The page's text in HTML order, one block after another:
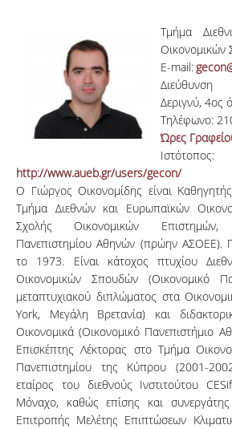
Τμήμα
E-mail:
Διεύθυνση
Δεριγνύ, 4ος
Τηλέφωνο:
Ώρες
Ιστότοπος:
http://www.aueb.gr/users/gecon/
Ο Γιώργος Οικονομίδης είναι
Τμήμα Διεθνών και Ευρωπαϊκών
Σχολής Οικονομικών
Πανεπιστημίου Αθηνών (πρώην ΑΣΟΕΕ).
το 1973. Είναι κάτοχος πτυχίου
Οικονομικών Σπουδών (Οικονομικό
μεταπτυχιακού διπλώματος στα
York, Μεγάλη Βρετανία) και
Οικονομικά (Οικονομικό Πανεπιστήμιο
Επισκέπτης Λέκτορας στο Τμήμα
Πανεπιστημίου της Κύπρου (2001-
εταίρος του διεθνούς Ινστιτούτου
Μόναχο, καθώς επίσης και συνεργάτης
Επιτροπής Μελέτης Επιπτώσεων